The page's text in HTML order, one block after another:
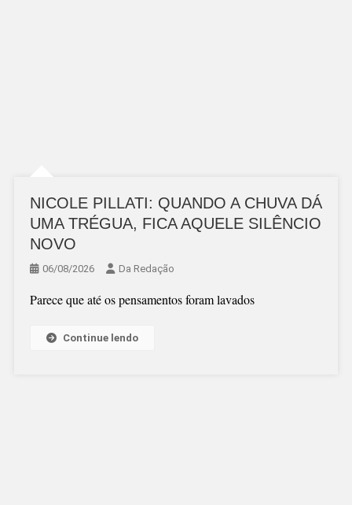
NICOLE PILLATI: QUANDO A CHUVA DÁ
UMA TRÉGUA, FICA AQUELE SILÊNCIO
NOVO
06/08/2026 Da Redação
Parece que até os pensamentos foram lavados
Continue lendo